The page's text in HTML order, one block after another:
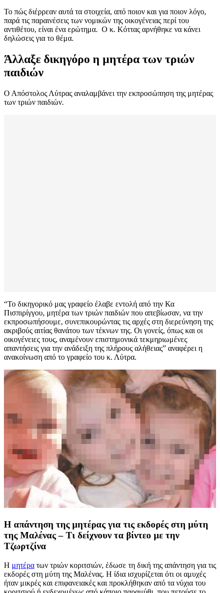
Το πώς διέρρεαν αυτά τα στοιχεία, από ποιον και για ποιον λόγο,
παρά τις παραινέσεις των νομικών της οικογένειας περί του
αντιθέτου, είναι ένα ερώτημα. Ο κ. Κόττας αρνήθηκε να κάνει
δηλώσεις για το θέμα.
Άλλαξε δικηγόρο η μητέρα των τριών
παιδιών
Ο Απόστολος Λύτρας αναλαμβάνει την εκπροσώπηση της μητέρας
των τριών παιδιών.
“Το δικηγορικό μας γραφείο έλαβε εντολή από την Κα
Πισπιρίγγου, μητέρα των τριών παιδιών που απεβίωσαν, να την
εκπροσωπήσουμε, συνεπικουρώντας τις αρχές στη διερεύνηση της
ακριβούς αιτίας θανάτου των τέκνων της. Οι γονείς, όπως και οι
οικογένειες τους, αναμένουν επιστημονικά τεκμηριωμένες
απαντήσεις για την ανάδειξη της πλήρους αλήθειας” αναφέρει η
ανακοίνωση από το γραφείο του κ. Λύτρα.
Η απάντηση της μητέρας για τις εκδορές στη μύτη
της Μαλένας – Τι δείχνουν τα βίντεο με την
Τζωρτζίνα
Η μητέρα των τριών κοριτσιών, έδωσε τη δική της απάντηση για τις
εκδορές στη μύτη της Μαλένας. Η ίδια ισχυρίζεται ότι οι αμυχές
ήταν μικρές και επιφανειακές και προκλήθηκαν από τα νύχια του